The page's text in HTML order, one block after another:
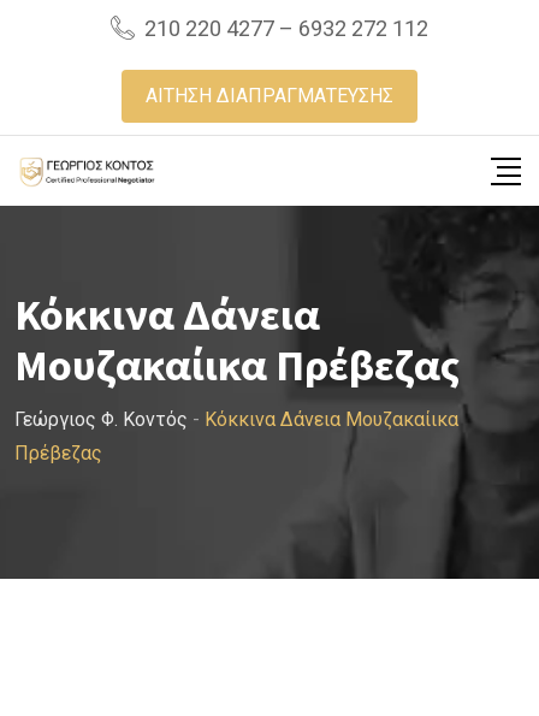
210 220 4277 – 6932 272 112
ΑΙΤΗΣΗ ΔΙΑΠΡΑΓΜΑΤΕΥΣΗΣ
Κόκκινα Δάνεια
Μουζακαίικα Πρέβεζας
Γεώργιος Φ. Κοντός - Κόκκινα Δάνεια Μουζακαίικα
Πρέβεζας